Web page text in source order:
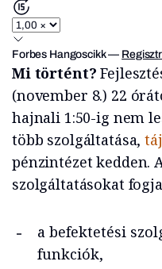
Forbes Hangoscikk—
Mi történt?
(november 8.) 22
hajnali 1:50-ig nem
több szolgáltatása,
pénzintézet kedden.
szolgáltatásokat
a befektetési
funkciók,